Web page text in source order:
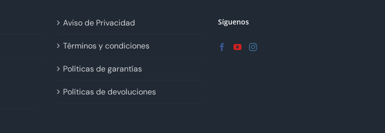
Aviso de Privacidad
Términos y condiciones
Políticas de garantías
Políticas de devoluciones
Síguenos